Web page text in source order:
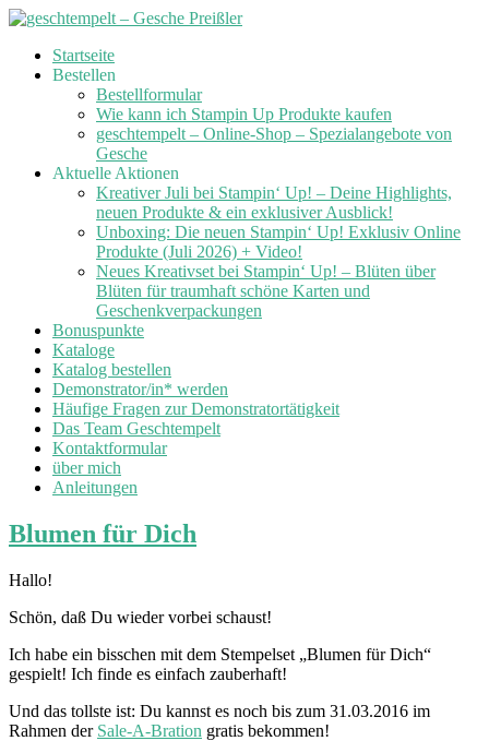
Skip
Startseite
Bestellen
Bestellformular
Wie kann ich Stampin Up Produkte kaufen
geschtempelt – Online-Shop – Spezialangebote von
Gesche
Aktuelle Aktionen
Kreativer Juli bei Stampin‘ Up! – Deine Highlights,
neuen Produkte & ein exklusiver Ausblick!
Unboxing: Die neuen Stampin‘ Up! Exklusiv Online
Produkte (Juli 2026) + Video!
Neues Kreativset bei Stampin‘ Up! – Blüten über
Blüten für traumhaft schöne Karten und
Geschenkverpackungen
Bonuspunkte
Kataloge
Katalog bestellen
Demonstrator/in* werden
Häufige Fragen zur Demonstratortätigkeit
Das Team Geschtempelt
Kontaktformular
über mich
Anleitungen
Blumen für Dich
Hallo!
Schön, daß Du wieder vorbei schaust!
Ich habe ein bisschen mit dem Stempelset „Blumen für Dich“
gespielt! Ich finde es einfach zauberhaft!
Und das tollste ist: Du kannst es noch bis zum 31.03.2016 im
Rahmen der Sale-A-Bration gratis bekommen!